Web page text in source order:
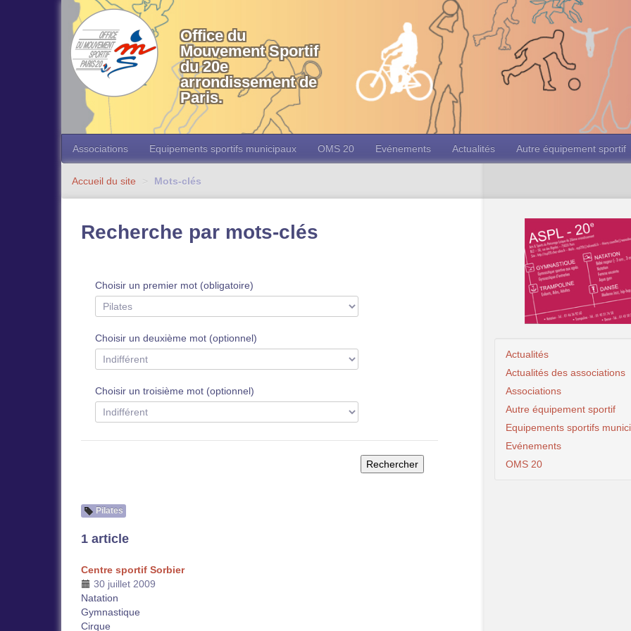
Office du
Mouvement Sportif
du 20e
arrondissement de
Paris.
Associations Equipements sportifs municipaux OMS 20 Evénements Actualités Autre équipement sportif
Accueil du site > Mots-clés
Recherche par mots-clés
Choisir un premier mot (obligatoire)
Choisir un deuxième mot (optionnel)
Choisir un troisième mot (optionnel)
Pilates
1 article
Centre sportif Sorbier
30 juillet 2009
Natation
Gymnastique
Cirque
Actualités
Actualités des associations
Associations
Autre équipement sportif
Equipements sportifs
Evénements
OMS 20